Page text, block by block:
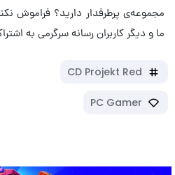
مجموعه‌ی پرطرفدار دارید؟ فراموش
ما و دیگر کاربران رسانه سرگرمی به
CD Projekt Red
PC Gamer